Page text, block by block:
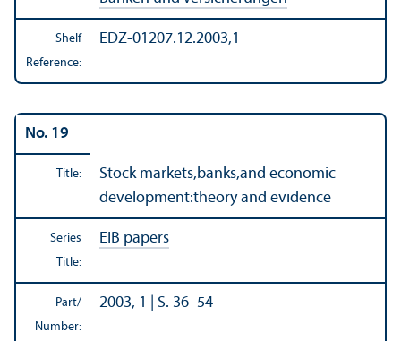
Shelf
Reference:
EDZ-01207.12.2003,1
No. 19
Title:
Stock markets,banks,and economic
development:theory and evidence
Series
Title:
EIB papers
Part/
Number:
2003, 1 | S. 36–54